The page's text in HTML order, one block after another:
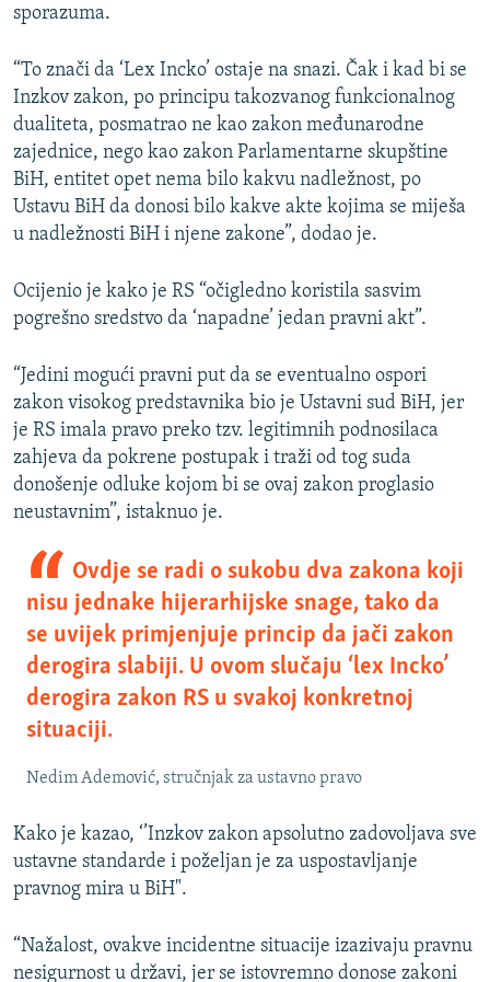
sporazuma.
“To znači da ‘Lex Incko’ ostaje na snazi. Čak i kad bi se
Inzkov zakon, po principu takozvanog funkcionalnog
dualiteta, posmatrao ne kao zakon međunarodne
zajednice, nego kao zakon Parlamentarne skupštine
BiH, entitet opet nema bilo kakvu nadležnost, po
Ustavu BiH da donosi bilo kakve akte kojima se miješa
u nadležnosti BiH i njene zakone”, dodao je.
Ocijenio je kako je RS “očigledno koristila sasvim
pogrešno sredstvo da ‘napadne’ jedan pravni akt”.
“Jedini mogući pravni put da se eventualno ospori
zakon visokog predstavnika bio je Ustavni sud BiH, jer
je RS imala pravo preko tzv. legitimnih podnosilaca
zahjeva da pokrene postupak i traži od tog suda
donošenje odluke kojom bi se ovaj zakon proglasio
neustavnim”, istaknuo je.
Ovdje se radi o sukobu dva zakona koji
nisu jednake hijerarhijske snage, tako da
se uvijek primjenjuje princip da jači zakon
derogira slabiji. U ovom slučaju ‘lex Incko’
derogira zakon RS u svakoj konkretnoj
situaciji.
Nedim Ademović, stručnjak za ustavno pravo
Kako je kazao, ‘’Inzkov zakon apsolutno zadovoljava sve
ustavne standarde i poželjan je za uspostavljanje
pravnog mira u BiH".
“Nažalost, ovakve incidentne situacije izazivaju pravnu
nesigurnost u državi, jer se istovremno donose zakoni